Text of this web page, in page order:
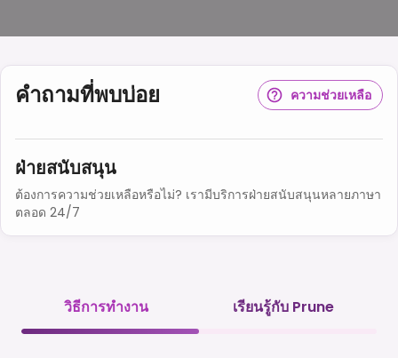
คำถามที่พบบ่อย ความช่วยเหลือ
ฝ่ายสนับสนุน
ต้องการความช่วยเหลือหรือไม่? เรามีบริการฝ่ายสนับสนุนหลายภาษา
ตลอด 24/7
วิธีการทำงาน เรียนรู้กับ Prune